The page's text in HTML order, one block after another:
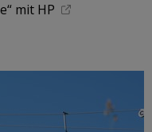
mit HP